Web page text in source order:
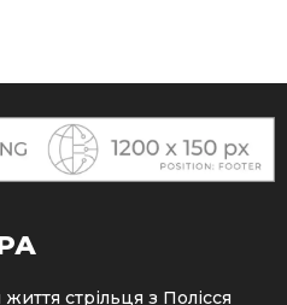
стрільця з Полісся